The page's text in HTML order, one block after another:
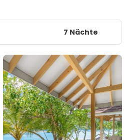
7 Nächte